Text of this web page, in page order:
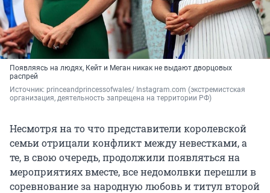
Появляясь на людях, Кейт и Меган никак не выдают дворцовых
распрей
Источник: princeandprincessofwales/ Instagram.com (экстремистская
организация, деятельность запрещена на территории РФ)
Несмотря на то что представители королевской
семьи отрицали конфликт между невестками, а
те, в свою очередь, продолжили появляться на
мероприятиях вместе, все недомолвки перешли в
соревнование за народную любовь и титул второй